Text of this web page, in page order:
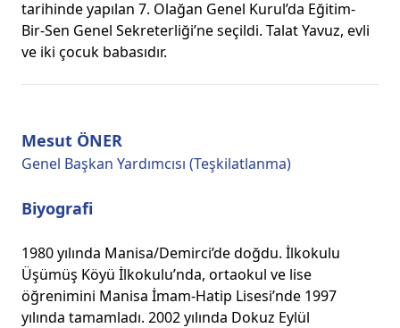
tarihinde yapılan 7. Olağan Genel Kurul’da Eğitim-
Bir-Sen Genel Sekreterliği’ne seçildi. Talat Yavuz, evli
ve iki çocuk babasıdır.
Mesut ÖNER
Genel Başkan Yardımcısı (Teşkilatlanma)
Biyografi
1980 yılında Manisa/Demirci’de doğdu. İlkokulu
Üşümüş Köyü İlkokulu’nda, ortaokul ve lise
öğrenimini Manisa İmam-Hatip Lisesi’nde 1997
yılında tamamladı. 2002 yılında Dokuz Eylül